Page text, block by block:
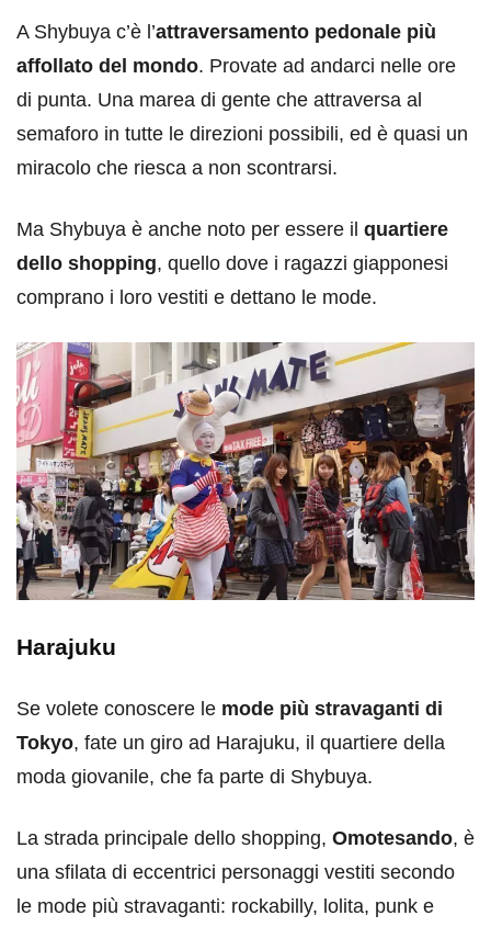
A Shybuya c’è l’attraversamento pedonale più
affollato del mondo. Provate ad andarci nelle ore
di punta. Una marea di gente che attraversa al
semaforo in tutte le direzioni possibili, ed è quasi un
miracolo che riesca a non scontrarsi.
Ma Shybuya è anche noto per essere il quartiere
dello shopping, quello dove i ragazzi giapponesi
comprano i loro vestiti e dettano le mode.
Harajuku
Se volete conoscere le mode più stravaganti di
Tokyo, fate un giro ad Harajuku, il quartiere della
moda giovanile, che fa parte di Shybuya.
La strada principale dello shopping, Omotesando, è
una sfilata di eccentrici personaggi vestiti secondo
le mode più stravaganti: rockabilly, lolita, punk e